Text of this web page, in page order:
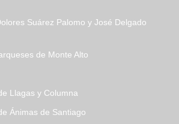
Suárez Palomo y José Delgado
de Monte Alto
Llagas y Columna
Ánimas de Santiago